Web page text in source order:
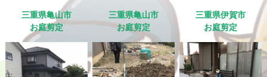
三重県亀山市
お庭剪定
三重県亀山市
お庭剪定
三重県伊賀市
お庭剪定